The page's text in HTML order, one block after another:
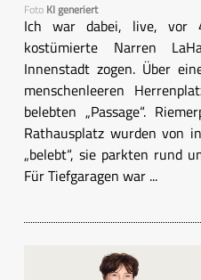
Foto KI generiert
Ich war dabei, live, vor
kostümierte Narren
Innenstadt zogen. Über
menschenleeren
belebten „Passage“.
Rathausplatz wurden von
„belebt“, sie parkten rund
Für Tiefgaragen war ...